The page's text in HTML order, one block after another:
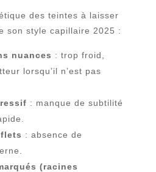
des teintes à laisser
son style capillaire 2025 :
nuances : trop froid,
lorsqu’il n’est pas
: manque de subtilité
: absence de
(racines